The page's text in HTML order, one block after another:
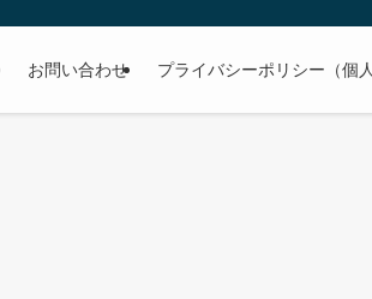
お問い合わせ プライバシーポリシー（個